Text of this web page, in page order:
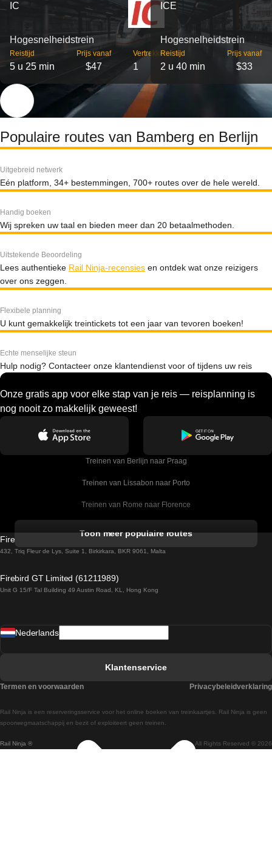
IC
Hogesnelheidstrein
Reistijd
5 u 25 min
Prijs vanaf
$47
Vertrekken
1
ICE
Hogesnelheidstrein
Reistijd
2 u 40 min
Prijs vanaf
$33
Populaire routes van Bamberg en Berlijn
Uitgebreid netwerk
Eén platform, 34+ bestemmingen, 700+ routes over de hele wereld.
Handig boeken
Wij spreken uw taal en bieden meer dan 20 betaalmethoden.
Uitstekende Beoordeling
Lees authentieke Rail Ninja-recensies en ontdek wat onze reizigers
over ons zeggen.
Flexibele planning
U kunt gemakkelijk treintickets tot een jaar van tevoren boeken!
Echte menselijke steun
Hulp nodig? Contacteer onze klantendienst voor of tijdens uw reis
Onze gratis app voor elke stap van je reis — reisplanning is
nog nooit zo makkelijk geweest!
Treinen van Berlijn naar Praag
Treinen van Lissabon naar Porto
Treinen van Rome naar Florence
Treinen van Sevilla naar Barcelona
Treinen van Praag naar Wenen
Treinen van Wenen naar Salzburg
Treinen van Wenen naar Praag
Toon meer populaire routes
Firebird GT Limited (OC 1451)
432, Triq Fleur de Lys, Suite 1, Birkirkara, BKR 9061, Malta
Firebird GT Limited (61211989)
Unit G 15/F Tal Building 49 Austin Road, KL, Hong Kong
Rail Ninja ® All Rights Reserved © 2026
Rail Ninja is een reserveringsservice voor het online boeken van treinkaartjes. Rail Ninja is geen
spoorwegmaatschappij en bezit of exploiteert geen treinen.
Nederlands
Klantenservice
Termen en voorwaarden Privacybeleidverklaring